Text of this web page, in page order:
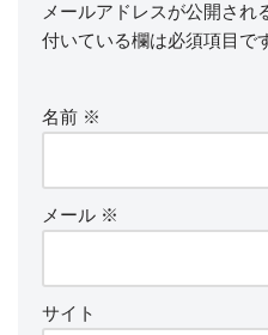
メールアドレスが公開され
付いている欄は必須項目で
名前 ※
メール ※
サイト